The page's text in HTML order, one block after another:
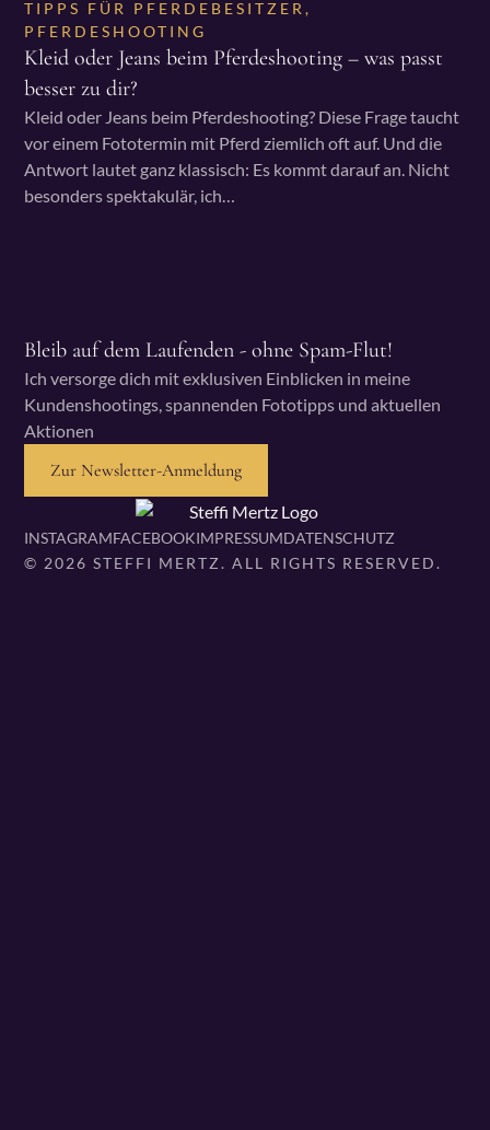
TIPPS FÜR PFERDEBESITZER,
PFERDESHOOTING
Kleid oder Jeans beim Pferdeshooting – was passt
besser zu dir?
Kleid oder Jeans beim Pferdeshooting? Diese Frage taucht
vor einem Fototermin mit Pferd ziemlich oft auf. Und die
Antwort lautet ganz klassisch: Es kommt darauf an. Nicht
besonders spektakulär, ich…
INSTAGRAMFACEBOOKIMPRESSUMDATENSCHUTZ
© 2026 STEFFI MERTZ. ALL RIGHTS RESERVED.
Bleib auf dem Laufenden - ohne Spam-Flut!
Ich versorge dich mit exklusiven Einblicken in meine
Kundenshootings, spannenden Fototipps und aktuellen
Aktionen
Zur Newsletter-Anmeldung